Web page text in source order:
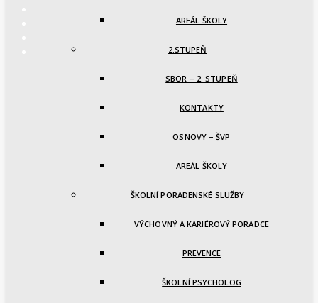
AREÁL ŠKOLY
2.STUPEŇ
SBOR – 2. STUPEŇ
KONTAKTY
OSNOVY – ŠVP
AREÁL ŠKOLY
ŠKOLNÍ PORADENSKÉ SLUŽBY
VÝCHOVNÝ A KARIÉROVÝ PORADCE
PREVENCE
ŠKOLNÍ PSYCHOLOG